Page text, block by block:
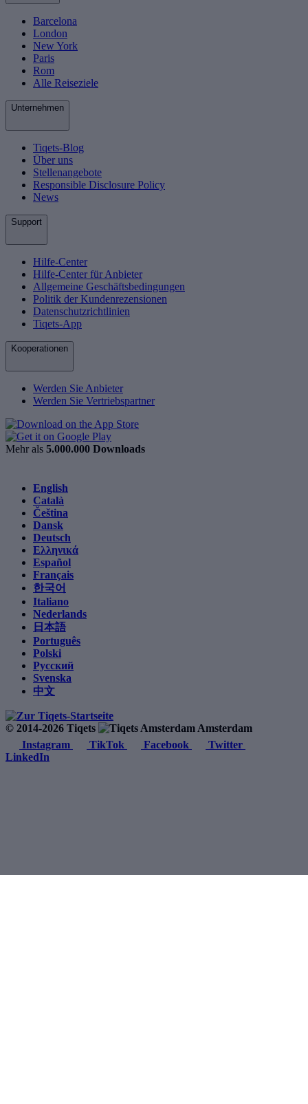
Barcelona
London
New York
Paris
Rom
Alle Reiseziele
Unternehmen
Tiqets-Blog
Über uns
Stellenangebote
Responsible Disclosure Policy
News
Support
Hilfe-Center
Hilfe-Center für Anbieter
Allgemeine Geschäftsbedingungen
Politik der Kundenrezensionen
Datenschutzrichtlinien
Tiqets-App
Kooperationen
Werden Sie Anbieter
Werden Sie Vertriebspartner
Mehr als 5.000.000 Downloads
English
Català
Čeština
Dansk
Deutsch
Ελληνικά
Español
Français
한국어
Italiano
Nederlands
日本語
Português
Polski
Русский
Svenska
中文
© 2014-2026 Tiqets
Amsterdam
Instagram
TikTok Facebook
Twitter
LinkedIn